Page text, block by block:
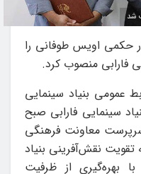
شد
حکمی اویس طوفانی را
فارابی منصوب کرد.
عمومی بنیاد سینمایی
سینمایی فارابی صبح
معاونت فرهنگی
تقویت نقش‌آفرینی بنیاد
بهره‌گیری از ظرفیت